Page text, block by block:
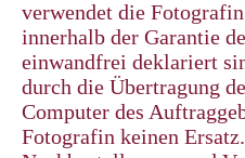
verwendet die
innerhalb der Garantie
einwandfrei deklariert
durch die Übertragung
Computer des
Fotografin keinen